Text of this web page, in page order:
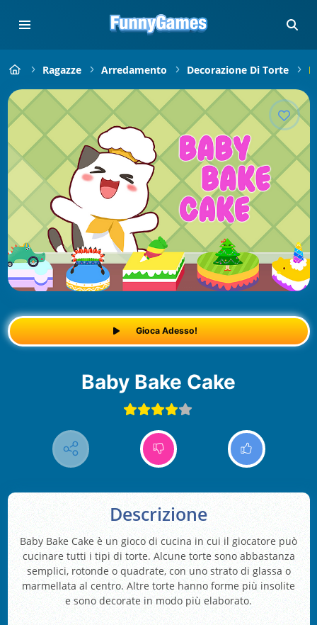
Ragazze Arredamento Decorazione Di Torte
Gioca Adesso!
Baby Bake Cake
Descrizione
Baby Bake Cake è un gioco di cucina in cui il giocatore può
cucinare tutti i tipi di torte. Alcune torte sono abbastanza
semplici, rotonde o quadrate, con uno strato di glassa o
marmellata al centro. Altre torte hanno forme più insolite
e sono decorate in modo più elaborato.